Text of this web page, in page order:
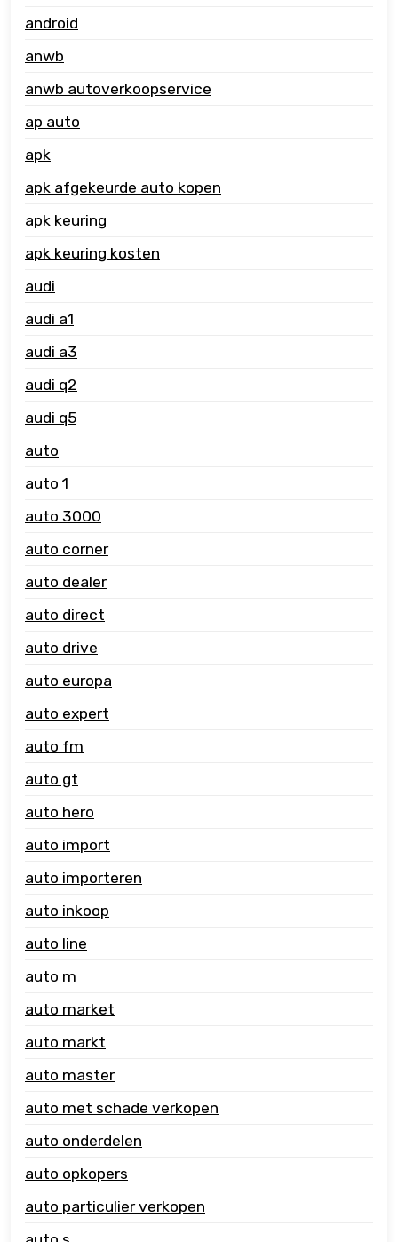
android
anwb
anwb autoverkoopservice
ap auto
apk
apk afgekeurde auto kopen
apk keuring
apk keuring kosten
audi
audi a1
audi a3
audi q2
audi q5
auto
auto 1
auto 3000
auto corner
auto dealer
auto direct
auto drive
auto europa
auto expert
auto fm
auto gt
auto hero
auto import
auto importeren
auto inkoop
auto line
auto m
auto market
auto markt
auto master
auto met schade verkopen
auto onderdelen
auto opkopers
auto particulier verkopen